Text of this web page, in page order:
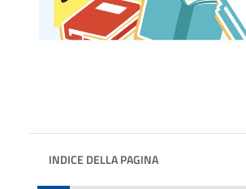
INDICE DELLA PAGINA